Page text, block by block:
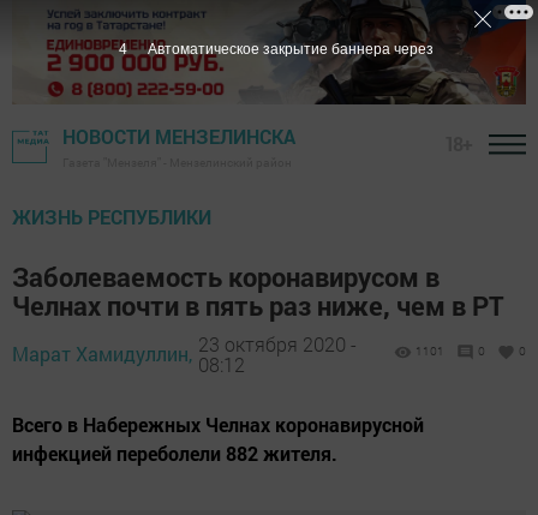
НОВОСТИ МЕНЗЕЛИНСКА
ЖИЗНЬ РЕСПУБЛИКИ
Заболеваемость коронавирусом в
Челнах почти в пять раз ниже, чем в РТ
Марат Хамидуллин, 23 октября 2020 -
08:12
1101 0 0
Всего в Набережных Челнах коронавирусной
инфекцией переболели 882 жителя.
3 Автоматическое закрытие баннера через